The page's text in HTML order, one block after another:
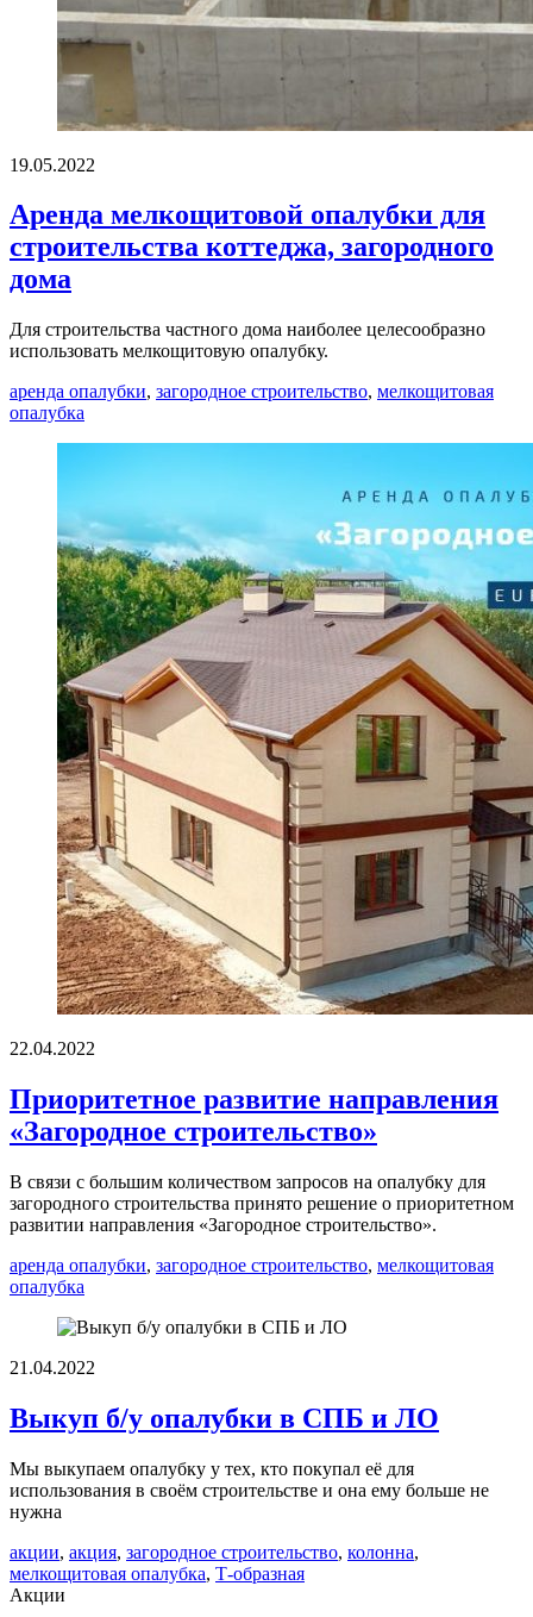
19.05.2022
Аренда мелкощитовой опалубки для
строительства коттеджа, загородного
дома
Для строительства частного дома наиболее целесообразно
использовать мелкощитовую опалубку.
аренда опалубки, загородное строительство, мелкощитовая
опалубка
22.04.2022
Приоритетное развитие направления
«Загородное строительство»
В связи с большим количеством запросов на опалубку для
загородного строительства принято решение о приоритетном
развитии направления «Загородное строительство».
аренда опалубки, загородное строительство, мелкощитовая
опалубка
21.04.2022
Выкуп б/у опалубки в СПБ и ЛО
Мы выкупаем опалубку у тех, кто покупал её для
использования в своём строительстве и она ему больше не
нужна
акции, акция, загородное строительство, колонна,
мелкощитовая опалубка, Т-образная
Акции